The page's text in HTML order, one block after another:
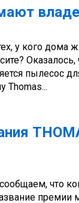
у кого дома
пылесос
Thomas...
что